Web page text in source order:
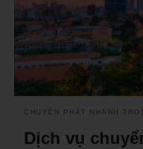
CHUYỂN PHÁT NHANH
Dịch vụ